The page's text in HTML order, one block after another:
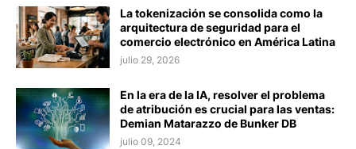
La tokenización se consolida como la
arquitectura de seguridad para el
comercio electrónico en América Latina
julio 29, 2026
En la era de la IA, resolver el problema
de atribución es crucial para las ventas:
Demian Matarazzo de Bunker DB
julio 09, 2024